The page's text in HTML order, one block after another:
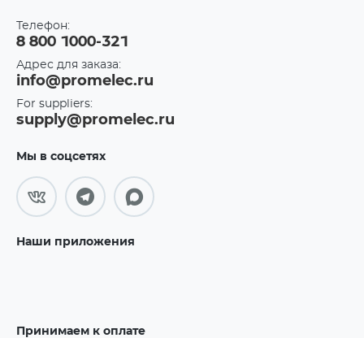
Телефон:
8 800 1000-321
Адрес для заказа:
info@promelec.ru
For suppliers:
supply@promelec.ru
Мы в соцсетях
Наши приложения
Принимаем к оплате